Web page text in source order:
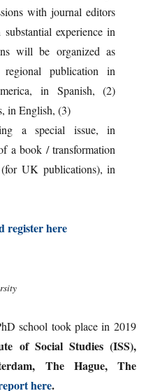
with journal editors
experience in
will be organized as
publication in
in Spanish, (2)
in English, (3)
a special issue, in
a book / transformation
UK publications), in
register here
school took place in 2019
of Social Studies (ISS),
The Hague, The
here.